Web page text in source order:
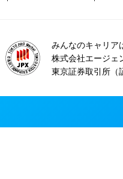
みんなのキャリア
株式会社エージェ
東京証券取引所（